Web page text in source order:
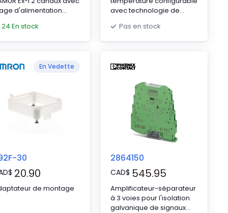
d'alimentation
proximité et
Chaque
de sortie signal.
trois voies, SIL 2.
24 En stock
avec technologie de
pour le raccordement de
thermocouples.
Technologie de
configuration standard
Pas en stock
En Vedette
30
$ 20.90
de montage
2864150
CAD$ 545.95
Amplificateur-séparateur
à 3 voies pour l'isolation
galvanique de signaux